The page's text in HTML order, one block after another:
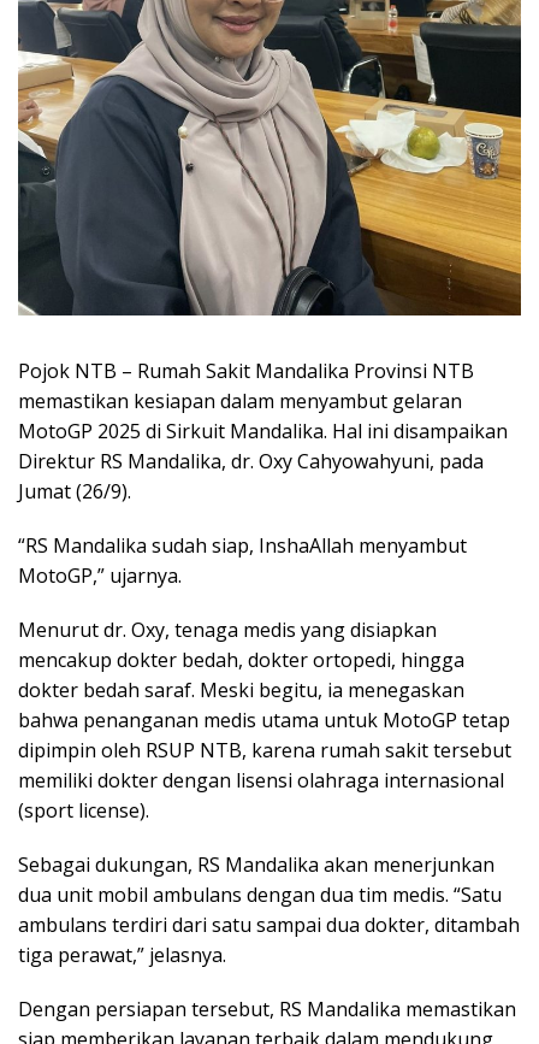
Pojok NTB – Rumah Sakit Mandalika Provinsi NTB
memastikan kesiapan dalam menyambut gelaran
MotoGP 2025 di Sirkuit Mandalika. Hal ini disampaikan
Direktur RS Mandalika, dr. Oxy Cahyowahyuni, pada
Jumat (26/9).
“RS Mandalika sudah siap, InshaAllah menyambut
MotoGP,” ujarnya.
Menurut dr. Oxy, tenaga medis yang disiapkan
mencakup dokter bedah, dokter ortopedi, hingga
dokter bedah saraf. Meski begitu, ia menegaskan
bahwa penanganan medis utama untuk MotoGP tetap
dipimpin oleh RSUP NTB, karena rumah sakit tersebut
memiliki dokter dengan lisensi olahraga internasional
(sport license).
Sebagai dukungan, RS Mandalika akan menerjunkan
dua unit mobil ambulans dengan dua tim medis. “Satu
ambulans terdiri dari satu sampai dua dokter, ditambah
tiga perawat,” jelasnya.
Dengan persiapan tersebut, RS Mandalika memastikan